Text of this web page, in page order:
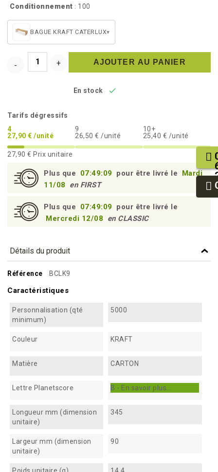
Conditionnement : 100
BAGUE KRAFT CATERLUX▾
AJOUTER AU PANIER
En stock 
Tarifs dégressifs
4
27,90 € /unité
9
26,50 € /unité
10+
25,40 € /unité
27,90 € Prix unitaire
Plus que 07:49:08 pour être livré le
Mardi
11/08
en FIRST
Plus que 07:49:08 pour être livré le
Mercredi 12/08
en CLASSIC
Détails du produit
Référence BCLK9
Caractéristiques
Personnalisation (qté
minimum)
5000
Couleur KRAFT
Matière CARTON
Lettre Planetscore B - En savoir plus...
Longueur mm (dimension
unitaire)
345
Largeur mm (dimension
unitaire)
90